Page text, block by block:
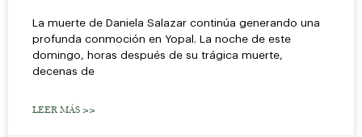
La muerte de Daniela Salazar continúa generando una
profunda conmoción en Yopal. La noche de este
domingo, horas después de su trágica muerte,
decenas de
LEER MÁS >>